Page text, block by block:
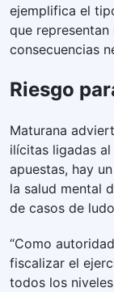
ejemplifica el
que
consecuencias
Riesgo
Maturana
ilícitas ligadas
apuestas, hay
la salud mental
de casos de
“Como
fiscalizar el
todos los